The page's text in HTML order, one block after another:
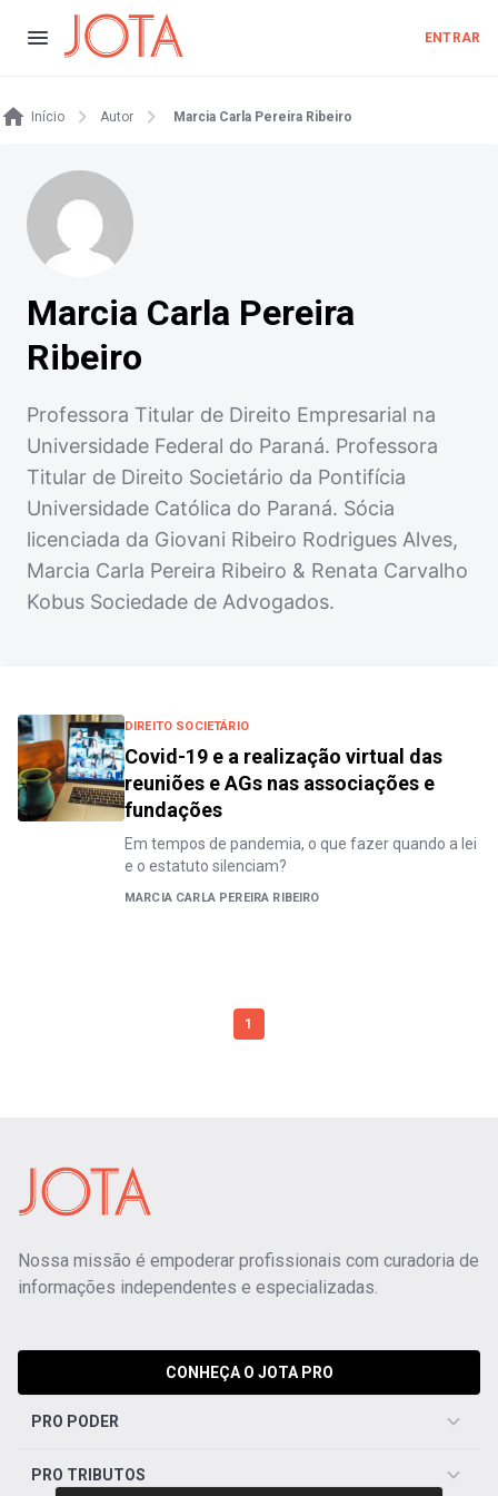
ENTRAR
Início Autor Marcia Carla Pereira Ribeiro
Marcia Carla Pereira
Ribeiro
Professora Titular de Direito Empresarial na
Universidade Federal do Paraná. Professora
Titular de Direito Societário da Pontifícia
Universidade Católica do Paraná. Sócia
licenciada da Giovani Ribeiro Rodrigues Alves,
Marcia Carla Pereira Ribeiro & Renata Carvalho
Kobus Sociedade de Advogados.
DIREITO SOCIETÁRIO
Covid-19 e a realização virtual das
reuniões e AGs nas associações e
fundações
Em tempos de pandemia, o que fazer quando a lei
e o estatuto silenciam?
MARCIA CARLA PEREIRA RIBEIRO
1
Nossa missão é empoderar profissionais com curadoria de
informações independentes e especializadas.
CONHEÇA O JOTA PRO
PRO PODER
PRO TRIBUTOS